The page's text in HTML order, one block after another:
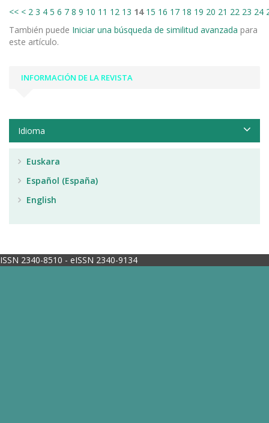
<< < 2 3 4 5 6 7 8 9 10 11 12 13 14 15 16 17 18 19 20 21 22 23 24
También puede Iniciar una búsqueda de similitud avanzada para
este artículo.
INFORMACIÓN DE LA REVISTA
Idioma
Euskara
Español (España)
English
ISSN 2340-8510 - eISSN 2340-9134